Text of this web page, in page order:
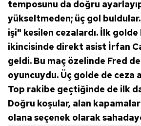
için Ayarlar butonuna tıklayabilir,
Metnimiziziyaret edebilirsiniz.
6698 sayılı Kişisel Verilerin Korunması
hazırlanmış Aydınlatma Metnimizi
ilgili mevzuata uygun olarak kullanılan
almak için lütfentıklayınız .
temposunu da doğru
yükseltmeden; üç gol
işi" kesilen cezalardı. İlk golde
ikincisinde direkt asist İrfan
geldi. Bu maç özelinde Fred
oyuncuydu. Üç golde de ceza
Top rakibe geçtiğinde de ilk
Doğru koşular, alan
olana seçenek olarak